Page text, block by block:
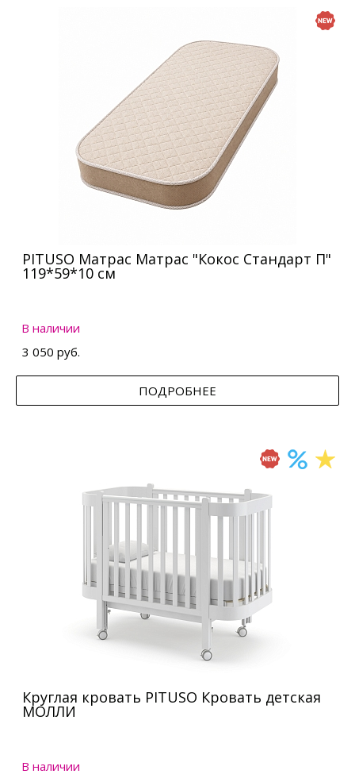
PITUSO Матрас Матрас "Кокос Стандарт П"
119*59*10 см
В наличии
3 050 руб.
ПОДРОБНЕЕ
Круглая кровать PITUSO Кровать детская
МОЛЛИ
В наличии